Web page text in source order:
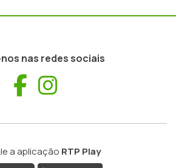
nas redes sociais
Facebook
a aplicação RTP Play